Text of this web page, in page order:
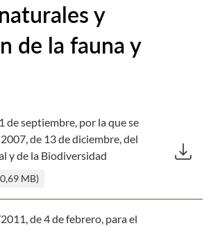
y
de la fauna y
de septiembre, por la que se
de 13 de diciembre, del
y de la Biodiversidad
MB)
download
de 4 de febrero, para el